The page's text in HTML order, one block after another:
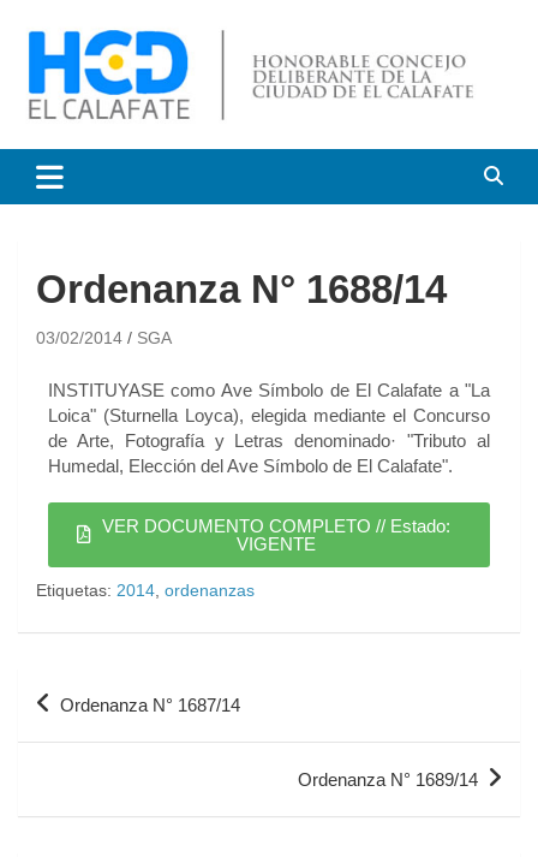
Honorable Concejo
Deliberante de El Calafate
Ordenanza N° 1688/14
03/02/2014 SGA
INSTITUYASE como Ave Símbolo de El Calafate a "La
Loica" (Sturnella Loyca), elegida mediante el Concurso
de Arte, Fotografía y Letras denominado· "Tributo al
Humedal, Elección del Ave Símbolo de El Calafate".
VER DOCUMENTO COMPLETO // Estado:
VIGENTE
Etiquetas: 2014 ordenanzas
Ordenanza N° 1687/14
Ordenanza N° 1689/14